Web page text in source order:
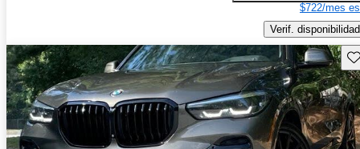
$722/mes
Verif. disponibilidad